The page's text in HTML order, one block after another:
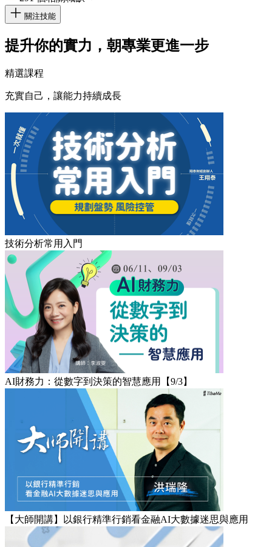
關注技能
提升你的實力，朝專業更進一步
精選課程
充實自己，讓能力持續成長
技術分析常用入門
AI財務力：從數字到決策的智慧應用【9/3】
【大師開講】以銀行精準行銷看金融AI大數據迷思與應用